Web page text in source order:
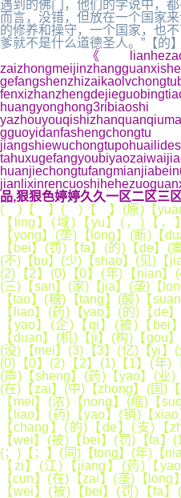
遇到的佛门，他们的学说中，
而言，没错，但放在一个国家
的修养和操守，一个国家，也
爹就不是什么道德圣人。”【的
《
品,狠狠色婷婷久久一区二区三区
( )【 】( )【 】(原)【yuan
【ling】(域)【yu】(，)【
【yong】(垄)【long】(断)【
【bei】(罚)【fa】(的)【de】(
(不)【bu】(少)【shao】(见)【
(2)【2】(0)【0】(年)【nian】
(三)【san】(家)【jia】(垄)【
【tao】(糖)【tang】(酸)【
【liao】(药)【yao】(的)【de
【yao】(企)【qi】(被)【bei
【duan】(机)【ji】(构)【gou
(没)【mei】(3)【3】(亿)【yi】
(0)【0】(2)【2】(1)【1】(年)
(声)【sheng】(药)【yao】(业)
(在)【zai】(中)【zhong】(国)
【mei】(浓)【nong】(缩)【
【liao】(药)【yao】(销)【
【chang】(的)【de】(支)【
【wei】(被)【bei】(罚)【fa】
(；)【；】(同)【tong】(年)【
【zi】(江)【jiang】(药)【
【cun】(在)【zai】(垄)【
【wei】(被)【bei】(罚)【fa